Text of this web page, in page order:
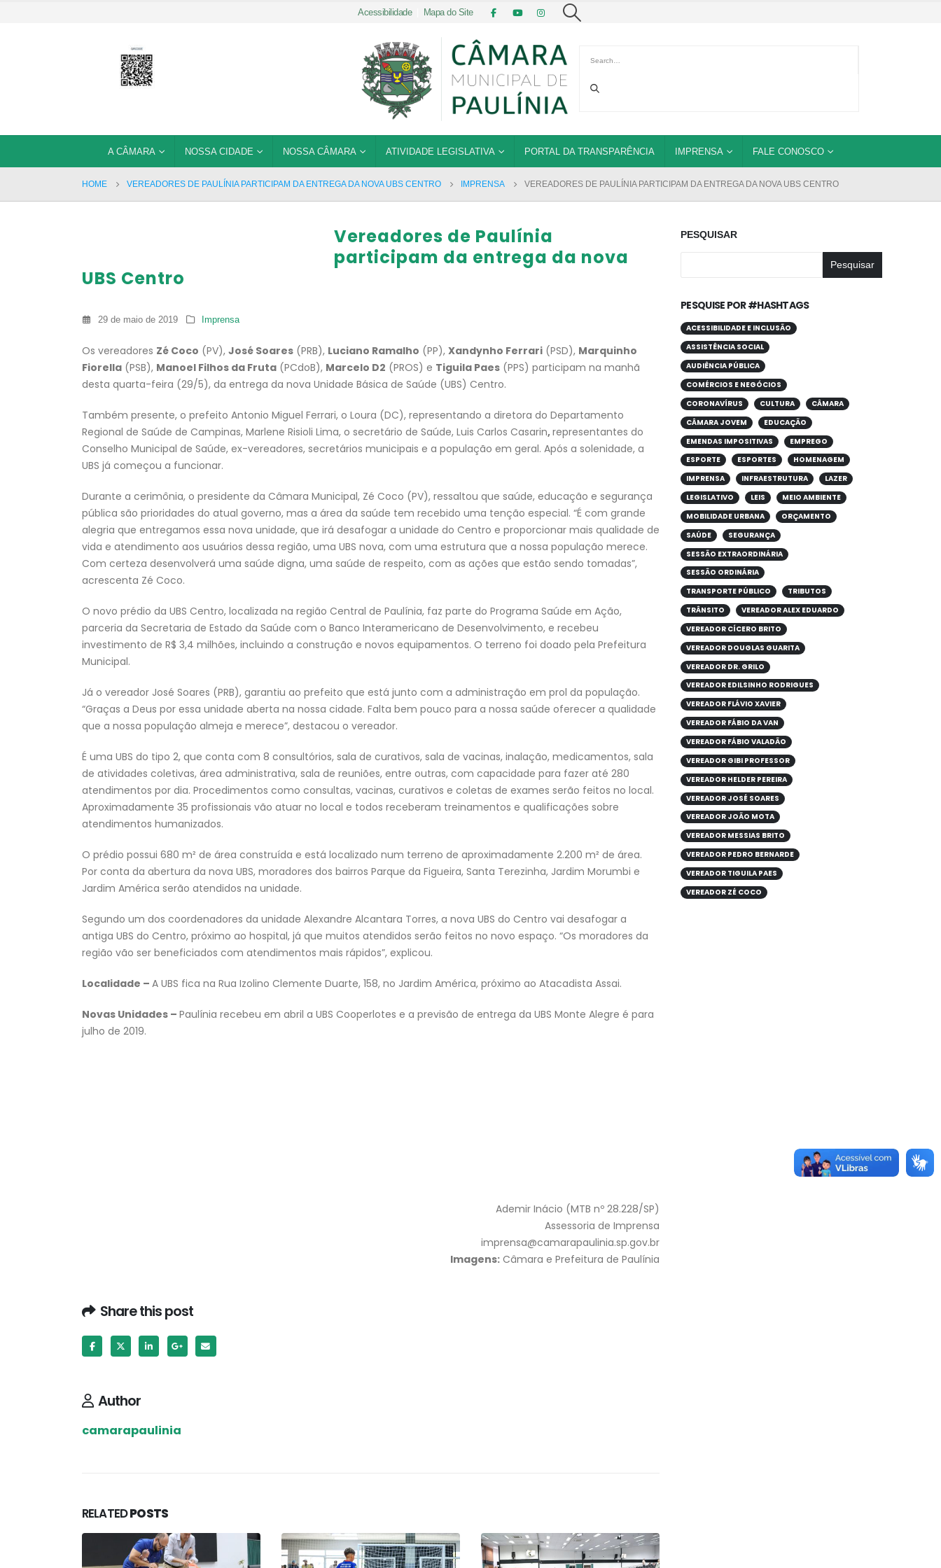
Acessibilidade| Mapa do Site
A CÂMARA NOSSA CIDADE NOSSA CÂMARA ATIVIDADE LEGISLATIVA PORTAL DA TRANSPARÊNCIA IMPRENSA FALE CONOSCO
HOME VEREADORES DE PAULÍNIA PARTICIPAM DA ENTREGA DA NOVA UBS CENTRO IMPRENSA VEREADORES DE PAULÍNIA PARTICIPAM DA ENTREGA DA NOVA UBS CENTRO
Vereadores de Paulínia
participam da entrega da nova
UBS Centro
29 de maio de 2019 Imprensa
Os vereadores Zé Coco (PV), José Soares (PRB), Luciano Ramalho (PP), Xandynho Ferrari (PSD), Marquinho
Fiorella (PSB), Manoel Filhos da Fruta (PCdoB), Marcelo D2 (PROS) e Tiguila Paes (PPS) participam na manhã
desta quarta-feira (29/5), da entrega da nova Unidade Básica de Saúde (UBS) Centro.
Também presente, o prefeito Antonio Miguel Ferrari, o Loura (DC), representando a diretora do Departamento
Regional de Saúde de Campinas, Marlene Risioli Lima, o secretário de Saúde, Luis Carlos Casarin,representantes do
Conselho Municipal de Saúde, ex-vereadores, secretários municipais e a população em geral. Após a solenidade, a
UBS já começou a funcionar.
Durante a cerimônia, o presidente da Câmara Municipal, Zé Coco (PV), ressaltou que saúde, educação e segurança
pública são prioridades do atual governo, mas a área da saúde tem recebido uma tenção especial. “É com grande
alegria que entregamos essa nova unidade, que irá desafogar a unidade do Centro e proporcionar mais qualidade de
vida e atendimento aos usuários dessa região, uma UBS nova, com uma estrutura que a nossa população merece.
Com certeza desenvolverá uma saúde digna, uma saúde de respeito, com as ações que estão sendo tomadas”,
acrescenta Zé Coco.
O novo prédio da UBS Centro, localizada na região Central de Paulínia, faz parte do Programa Saúde em Ação,
parceria da Secretaria de Estado da Saúde com o Banco Interamericano de Desenvolvimento, e recebeu
investimento de R$ 3,4 milhões, incluindo a construção e novos equipamentos. O terreno foi doado pela Prefeitura
Municipal.
Já o vereador José Soares (PRB), garantiu ao prefeito que está junto com a administração em prol da população.
“Graças a Deus por essa unidade aberta na nossa cidade. Falta bem pouco para a nossa saúde oferecer a qualidade
que a nossa população almeja e merece”, destacou o vereador.
É uma UBS do tipo 2, que conta com 8 consultórios, sala de curativos, sala de vacinas, inalação, medicamentos, sala
de atividades coletivas, área administrativa, sala de reuniões, entre outras, com capacidade para fazer até 280
atendimentos por dia. Procedimentos como consultas, vacinas, curativos e coletas de exames serão feitos no local.
Aproximadamente 35 profissionais vão atuar no local e todos receberam treinamentos e qualificações sobre
atendimentos humanizados.
O prédio possui 680 m² de área construída e está localizado num terreno de aproximadamente 2.200 m² de área.
Por conta da abertura da nova UBS, moradores dos bairros Parque da Figueira, Santa Terezinha, Jardim Morumbi e
Jardim América serão atendidos na unidade.
Segundo um dos coordenadores da unidade Alexandre Alcantara Torres, a nova UBS do Centro vai desafogar a
antiga UBS do Centro, próximo ao hospital, já que muitos atendidos serão feitos no novo espaço. “Os moradores da
região vão ser beneficiados com atendimentos mais rápidos”, explicou.
Localidade – A UBS fica na Rua Izolino Clemente Duarte, 158, no Jardim América, próximo ao Atacadista Assai.
Novas Unidades – Paulínia recebeu em abril a UBS Cooperlotes e a previsão de entrega da UBS Monte Alegre é para
julho de 2019.
Ademir Inácio (MTB nº 28.228/SP)
Assessoria de Imprensa
imprensa@camarapaulinia.sp.gov.br
Imagens: Câmara e Prefeitura de Paulínia
Share this post
Author
camarapaulinia
RELATEDPOSTS
PESQUISAR
Pesquisar
PESQUISE POR #HASHTAGS
ACESSIBILIDADE E INCLUSÃO
ASSISTÊNCIA SOCIAL
AUDIÊNCIA PÚBLICA
COMÉRCIOS E NEGÓCIOS
CORONAVÍRUS
CULTURA
CÂMARA
CÂMARA JOVEM
EDUCAÇÃO
EMENDAS IMPOSITIVAS
EMPREGO
ESPORTE
ESPORTES
HOMENAGEM
IMPRENSA
INFRAESTRUTURA
LAZER
LEGISLATIVO
LEIS
MEIO AMBIENTE
MOBILIDADE URBANA
ORÇAMENTO
SAÚDE
SEGURANÇA
SESSÃO EXTRAORDINÁRIA
SESSÃO ORDINÁRIA
TRANSPORTE PÚBLICO
TRIBUTOS
TRÂNSITO
VEREADOR ALEX EDUARDO
VEREADOR CÍCERO BRITO
VEREADOR DOUGLAS GUARITA
VEREADOR DR. GRILO
VEREADOR EDILSINHO RODRIGUES
VEREADOR FLÁVIO XAVIER
VEREADOR FÁBIO DA VAN
VEREADOR FÁBIO VALADÃO
VEREADOR GIBI PROFESSOR
VEREADOR HELDER PEREIRA
VEREADOR JOSÉ SOARES
VEREADOR JOÃO MOTA
VEREADOR MESSIAS BRITO
VEREADOR PEDRO BERNARDE
VEREADOR TIGUILA PAES
VEREADOR ZÉ COCO